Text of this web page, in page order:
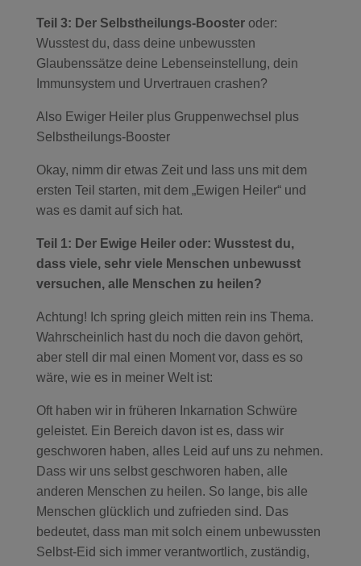
Teil 3: Der Selbstheilungs-Boosteroder:
Wusstest du, dass deine unbewussten
Glaubenssätze deine Lebenseinstellung, dein
Immunsystem und Urvertrauen crashen?
Also Ewiger Heiler plus Gruppenwechsel plus
Selbstheilungs-Booster
Okay, nimm dir etwas Zeit und lass uns mit dem
ersten Teil starten, mit dem „Ewigen Heiler“ und
was es damit auf sich hat.
Teil 1: Der Ewige Heiler oder: Wusstest du,
dass viele, sehr viele Menschen unbewusst
versuchen, alle Menschen zu heilen?
Achtung! Ich spring gleich mitten rein ins Thema.
Wahrscheinlich hast du noch die davon gehört,
aber stell dir mal einen Moment vor, dass es so
wäre, wie es in meiner Welt ist:
Oft haben wir in früheren Inkarnation Schwüre
geleistet. Ein Bereich davon ist es, dass wir
geschworen haben, alles Leid auf uns zu nehmen.
Dass wir uns selbst geschworen haben, alle
anderen Menschen zu heilen. So lange, bis alle
Menschen glücklich und zufrieden sind. Das
bedeutet, dass man mit solch einem unbewussten
Selbst-Eid sich immer verantwortlich, zuständig,